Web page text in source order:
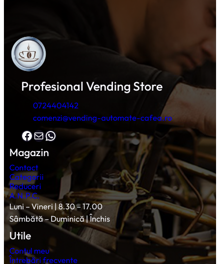
Profesional Vending Store
0724404142
comenzi@vending-automate-cafea.ro
Facebook Mail WhatsApp
Magazin
Contact
Categorii
Reduceri
A.N.P.C.
Luni – Vineri | 8.30 – 17.00
Sâmbătă – Duminică | Închis
Utile
Contul meu
Întrebări frecvente